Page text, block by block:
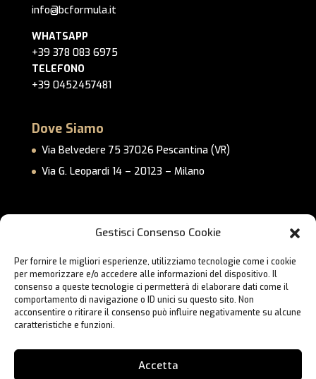
Gestisci Consenso Cookie
Per fornire le migliori esperienze, utilizziamo tecnologie come i cookie
per memorizzare e/o accedere alle informazioni del dispositivo. Il
consenso a queste tecnologie ci permetterà di elaborare dati come il
comportamento di navigazione o ID unici su questo sito. Non
acconsentire o ritirare il consenso può influire negativamente su alcune
caratteristiche e funzioni.
Accetta
info@bcformula.it
WHATSAPP
+39 378 083 6975
TELEFONO
+39 0452457481
Dove Siamo
Via Belvedere 75 37026 Pescantina (VR)
Via G. Leopardi 14 – 20123 – Milano
Cookie Policy
Lavora con Noi
Contatti